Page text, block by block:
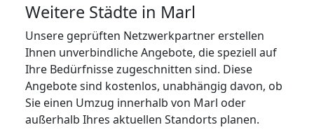
Weitere Städte in Marl
Unsere geprüften Netzwerkpartner erstellen
Ihnen unverbindliche Angebote, die speziell auf
Ihre Bedürfnisse zugeschnitten sind. Diese
Angebote sind kostenlos, unabhängig davon, ob
Sie einen Umzug innerhalb von Marl oder
außerhalb Ihres aktuellen Standorts planen.